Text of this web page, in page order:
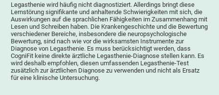
Legasthenie wird häufig nicht diagnostiziert. Allerdings bringt diese
Lernstörung signifikante und anhaltende Schwierigkeiten mit sich, die
Auswirkungen auf die sprachlichen Fähigkeiten im Zusammenhang mit
Lesen und Schreiben haben. Die Krankengeschichte und die Bewertung
verschiedener Bereiche, insbesondere die neuropsychologische
Bewertung, sind nach wie vor die wirksamsten Instrumente zur
Diagnose von Legasthenie. Es muss berücksichtigt werden, dass
CogniFit keine direkte ärztliche Legasthenie-Diagnose stellen kann. Es
wird deshalb empfohlen, diesen umfassenden Legasthenie-Test
zusätzlich zur ärztlichen Diagnose zu verwenden und nicht als Ersatz
für eine klinische Untersuchung.